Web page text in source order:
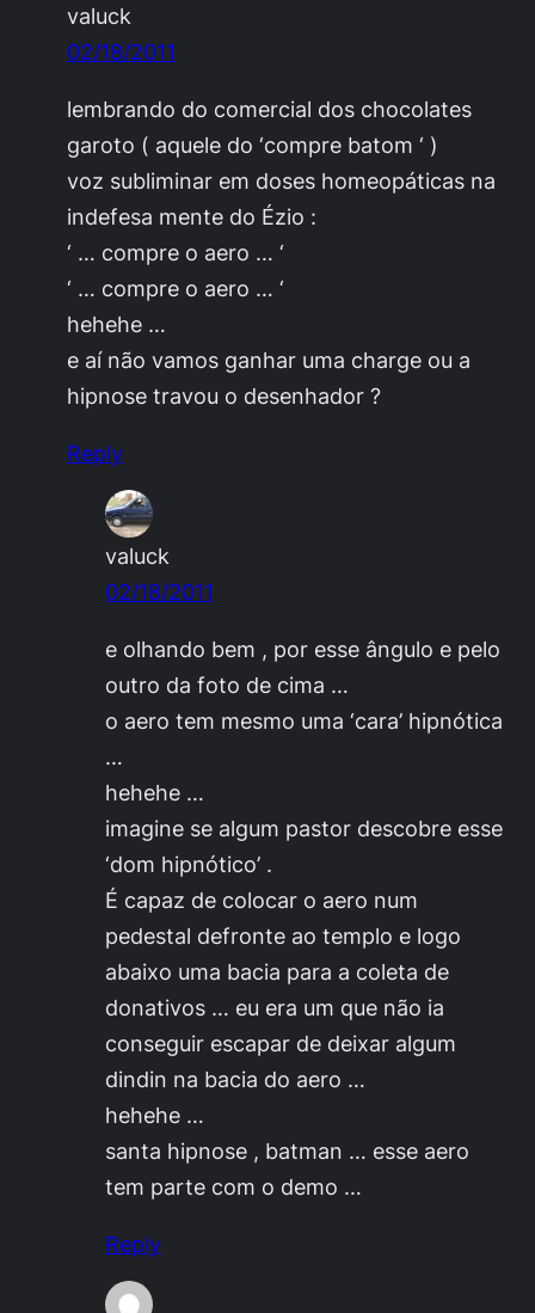
valuck
02/18/2011
lembrando do comercial dos chocolates
garoto ( aquele do ‘compre batom ‘ )
voz subliminar em doses homeopáticas na
indefesa mente do Ézio :
‘ … compre o aero … ‘
‘ … compre o aero … ‘
hehehe …
e aí não vamos ganhar uma charge ou a
hipnose travou o desenhador ?
Reply
valuck
02/18/2011
e olhando bem , por esse ângulo e pelo
outro da foto de cima …
o aero tem mesmo uma ‘cara’ hipnótica
…
hehehe …
imagine se algum pastor descobre esse
‘dom hipnótico’ .
É capaz de colocar o aero num
pedestal defronte ao templo e logo
abaixo uma bacia para a coleta de
donativos … eu era um que não ia
conseguir escapar de deixar algum
dindin na bacia do aero …
hehehe …
santa hipnose , batman … esse aero
tem parte com o demo …
Reply